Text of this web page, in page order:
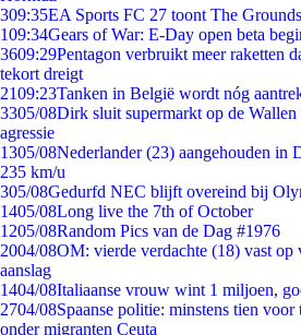
309:35EA Sports FC 27 toont The
109:34Gears of War: E-Day open beta
3609:29Pentagon verbruikt meer raketten
tekort dreigt
2109:23Tanken in België wordt nóg
3305/08Dirk sluit supermarkt op de
agressie
1305/08Nederlander (23) aangehouden in
235 km/u
305/08Gedurfd NEC blijft overeind bij
1405/08Long live the 7th of October
1205/08Random Pics van de Dag #1976
2004/08OM: vierde verdachte (18) vast op
aanslag
1404/08Italiaanse vrouw wint 1 miljoen,
2704/08Spaanse politie: minstens tien
onder migranten Ceuta